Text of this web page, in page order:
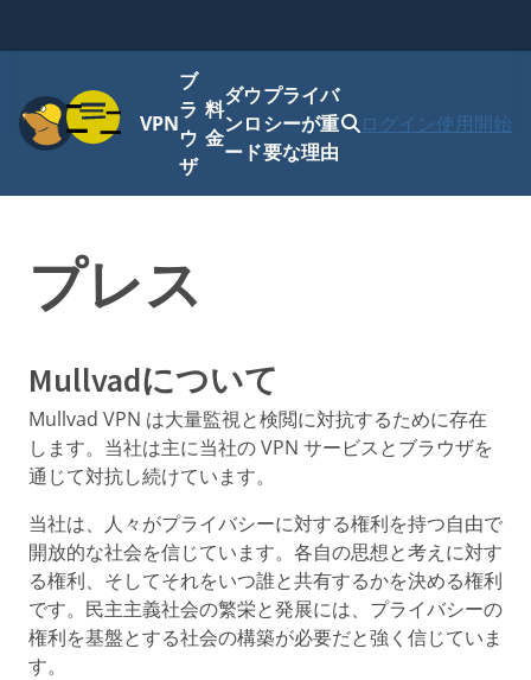
ニュー
VPN
ブ
ラ
ウ
ザ
料
金
ダウ
ンロ
ード
プライバ
シーが重
要な理由
ログイン使用開始
プレス
Mullvadについて
Mullvad VPN は大量監視と検閲に対抗するために存在
します。当社は主に当社の VPN サービスとブラウザを
通じて対抗し続けています。
当社は、人々がプライバシーに対する権利を持つ自由で
開放的な社会を信じています。各自の思想と考えに対す
る権利、そしてそれをいつ誰と共有するかを決める権利
です。民主主義社会の繁栄と発展には、プライバシーの
権利を基盤とする社会の構築が必要だと強く信じていま
す。